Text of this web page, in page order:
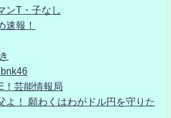
ンT・子なし
速報！
！芸能情報局
よ！ 願わくはわがドル円を守りた